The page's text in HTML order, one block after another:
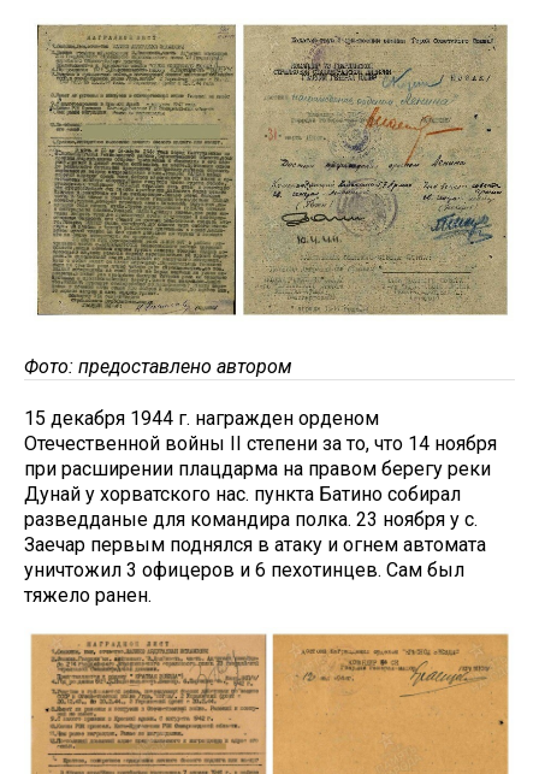
Фото: предоставлено автором
15 декабря 1944 г. награжден орденом
Отечественной войны II степени за то, что 14 ноября
при расширении плацдарма на правом берегу реки
Дунай у хорватского нас. пункта Батино собирал
разведданые для командира полка. 23 ноября у с.
Заечар первым поднялся в атаку и огнем автомата
уничтожил 3 офицеров и 6 пехотинцев. Сам был
тяжело ранен.